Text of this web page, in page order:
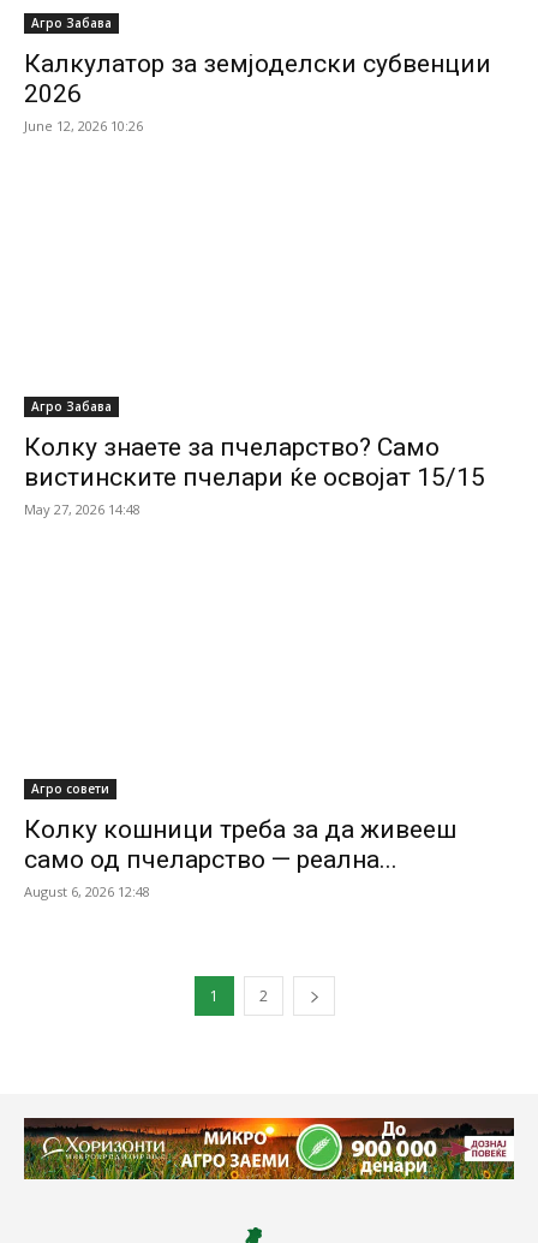
Агро Забава
Калкулатор за земјоделски субвенции
2026
June 12, 2026 10:26
Агро Забава
Колку знаете за пчеларство? Само
вистинските пчелари ќе освојат 15/15
May 27, 2026 14:48
Агро совети
Колку кошници треба за да живееш
само од пчеларство — реална...
August 6, 2026 12:48
1 2